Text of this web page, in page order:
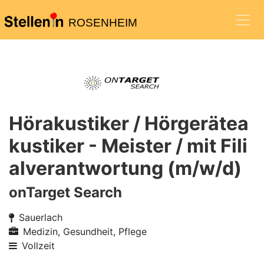
ROSENHEIM
Hörakustiker / Hörgerätea
kustiker - Meister / mit Fili
alverantwortung (m/w/d)
onTarget Search
Sauerlach
Medizin, Gesundheit, Pflege
Vollzeit